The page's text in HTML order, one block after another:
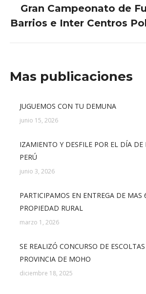
Publicación
siguiente:
Gran Campeonato de
Barrios e Inter Centros
Mas publicaciones
JUGUEMOS CON TU DEMUNA
junio 15, 2026
IZAMIENTO Y DESFILE POR EL DÍA
PERÚ
junio 3, 2026
PARTICIPAMOS EN ENTREGA DE
PROPIEDAD RURAL
marzo 1, 2026
SE REALIZÓ CONCURSO DE
PROVINCIA DE MOHO
diciembre 18, 2025